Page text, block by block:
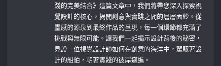
踐的完美結合》這篇文章中，我們將帶您深入探索視
覺設計的核心，揭開創意與實踐之間的層層面紗。從
靈感的源泉到最終作品的呈現，每一個環節都充滿了
挑戰與無限可能。讓我們一起揭示設計背後的秘密，
見證一位視覺設計師如何在創意的海洋中，駕馭著設
計的船舶，朝著實踐的彼岸邁進。